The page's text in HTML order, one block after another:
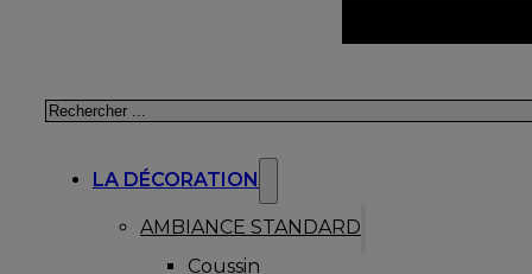
Rechercher
LA DÉCORATION
AMBIANCE STANDARD
Coussin